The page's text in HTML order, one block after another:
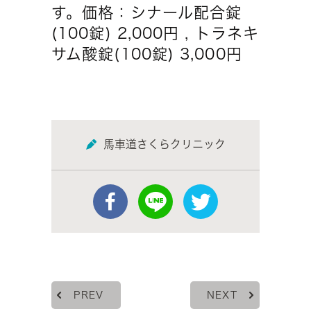
す。価格：シナール配合錠
(100錠) 2,000円 , トラネキ
サム酸錠(100錠) 3,000円
馬車道さくらクリニック
PREV NEXT